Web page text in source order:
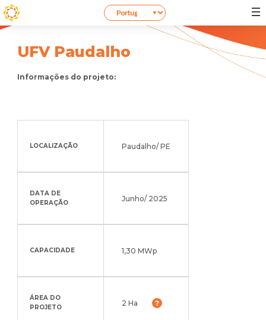
UFV Paudalho
Informações do projeto:
LOCALIZAÇÃO Paudalho/ PE
DATA DE
OPERAÇÃO
Junho/ 2025
CAPACIDADE 1,30 MWp
ÁREA DO
PROJETO
2 Ha